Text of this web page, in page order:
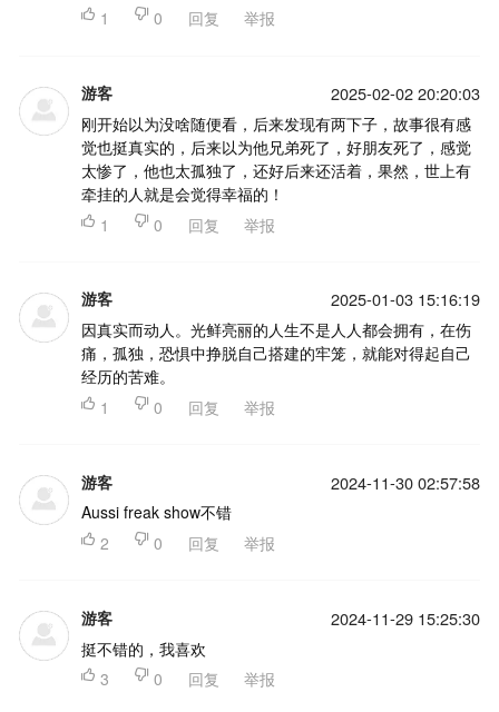
 1  0 回复 举报
游客 2025-02-02 20:20:03
刚开始以为没啥随便看，后来发现有两下子，故事很有感
觉也挺真实的，后来以为他兄弟死了，好朋友死了，感觉
太惨了，他也太孤独了，还好后来还活着，果然，世上有
牵挂的人就是会觉得幸福的！
 1  0 回复 举报
游客 2025-01-03 15:16:19
因真实而动人。光鲜亮丽的人生不是人人都会拥有，在伤
痛，孤独，恐惧中挣脱自己搭建的牢笼，就能对得起自己
经历的苦难。
 1  0 回复 举报
游客 2024-11-30 02:57:58
Aussi freak show不错
 2  0 回复 举报
游客 2024-11-29 15:25:30
挺不错的，我喜欢
 3  0 回复 举报